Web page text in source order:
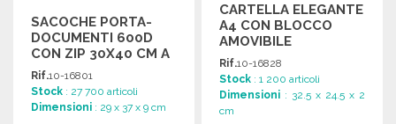
SACOCHE PORTA-
DOCUMENTI 600D
CON ZIP 30X40 CM A
PREZZI
ALL'INGROSSO
Rif.10-16801
Stock : 27 700 articoli
Dimensioni : 29 x 37 x 9 cm
CARTELLA ELEGANTE
A4 CON BLOCCO
AMOVIBILE
Rif.10-16828
Stock : 1 200 articoli
Dimensioni : 32.5 x 24.5 x 2
cm